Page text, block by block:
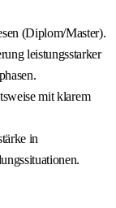
(Diplom/Master).
leistungsstarker
mit klarem
in